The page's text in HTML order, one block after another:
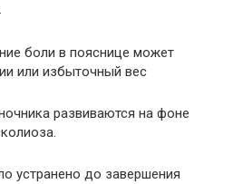
боли в пояснице может
или избыточный вес
развиваются на фоне
устранено до завершения